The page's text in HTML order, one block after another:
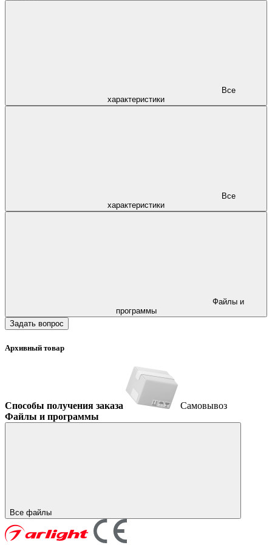
характеристики
характеристики
программы
Задать вопрос
Архивный товар
Способы получения заказа
Самовывоз
Файлы и программы
Все файлы